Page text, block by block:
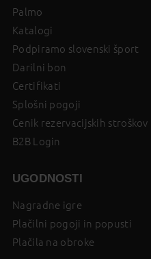
Palmo
Katalogi
Podpiramo slovenski šport
Darilni bon
Certifikati
Splošni pogoji
Cenik rezervacijskih stroškov
B2B Login
UGODNOSTI
Nagradne igre
Plačilni pogoji in popusti
Plačila na obroke